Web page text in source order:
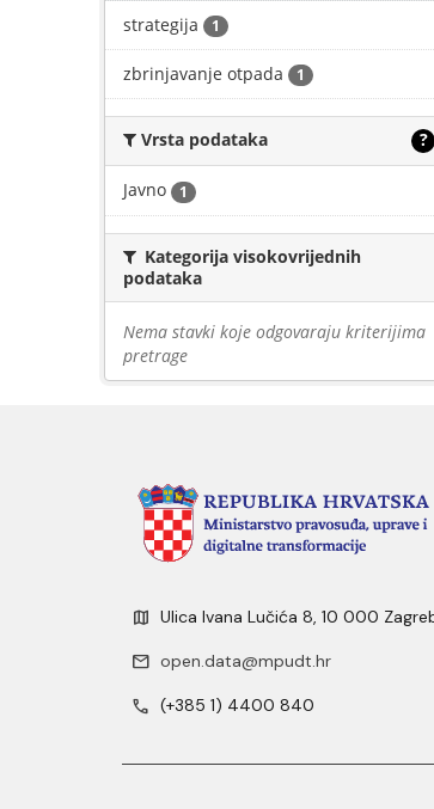
strategija 1
zbrinjavanje otpada 1
Vrsta podataka ?
Javno 1
Kategorija visokovrijednih
podataka
Nema stavki koje odgovaraju kriterijima
pretrage